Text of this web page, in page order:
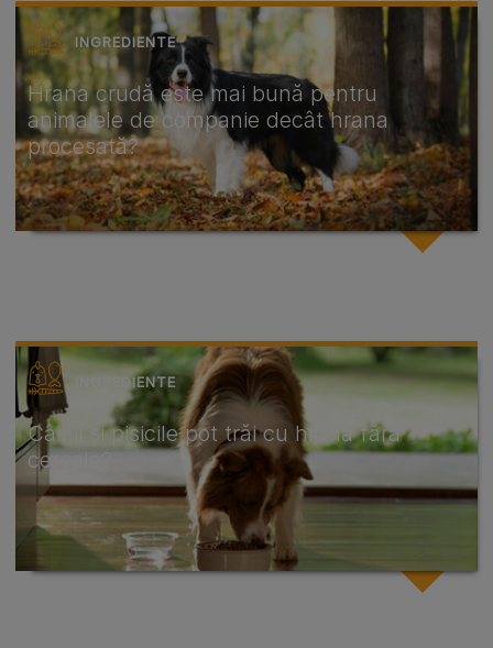
INGREDIENTE
Hrana crudă este mai bună pentru
animalele de companie decât hrana
procesată?
INGREDIENTE
Câinii și pisicile pot trăi cu hrană fără
cereale?